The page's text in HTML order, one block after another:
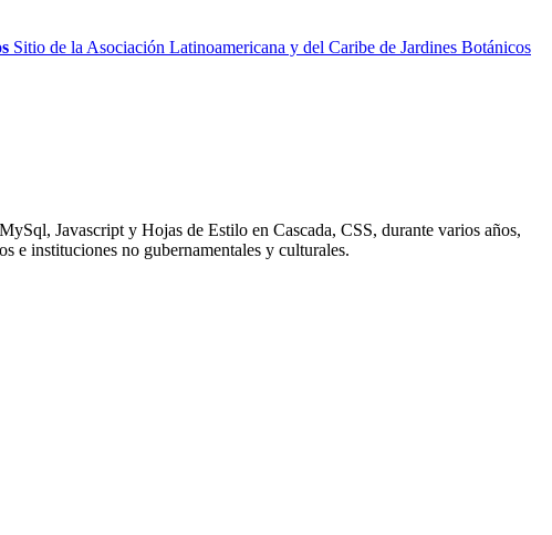
Sitio de la Asociación Latinoamericana y del Caribe de Jardines Botánicos
Javascript y Hojas de Estilo en Cascada, CSS, durante varios años,
e instituciones no gubernamentales y culturales.